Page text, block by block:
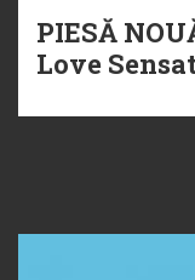
PIESĂ
Love